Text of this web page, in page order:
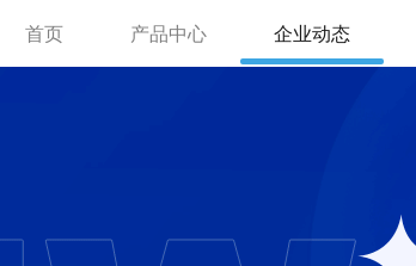
首页 产品中心 企业动态